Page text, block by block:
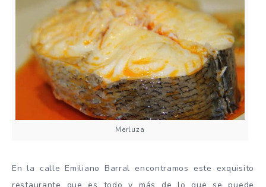
Merluza
En la calle Emiliano Barral encontramos este exquisito